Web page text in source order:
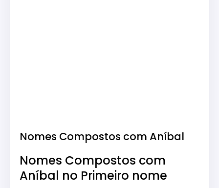
Nomes Compostos com Aníbal
Nomes Compostos com
Aníbal no Primeiro nome